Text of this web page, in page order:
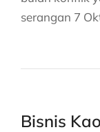
serangan 7
Bisnis